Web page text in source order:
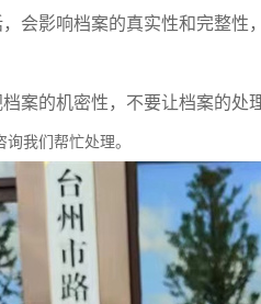
会影响档案的真实性和完整
案的机密性，不要让档案的处
我们帮忙处理。